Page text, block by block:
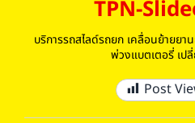
TPN-
บริการรถสไลด์รถยก เคลื่อนย้ายย
พ่วงแบตเตอรี่ เป
Post